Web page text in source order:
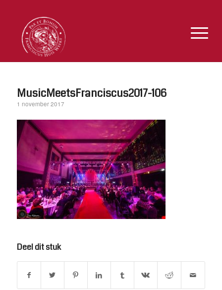
MusicMeetsFranciscus2017-106
1 november 2017
Deel dit stuk